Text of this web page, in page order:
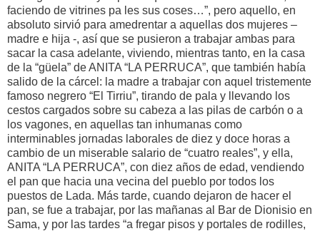
faciendo de vitrines pa les sus coses…”, pero aquello, en
absoluto sirvió para amedrentar a aquellas dos mujeres –
madre e hija -, así que se pusieron a trabajar ambas para
sacar la casa adelante, viviendo, mientras tanto, en la casa
de la “güela” de ANITA “LA PERRUCA”, que también había
salido de la cárcel: la madre a trabajar con aquel tristemente
famoso negrero “El Tirriu”, tirando de pala y llevando los
cestos cargados sobre su cabeza a las pilas de carbón o a
los vagones, en aquellas tan inhumanas como
interminables jornadas laborales de diez y doce horas a
cambio de un miserable salario de “cuatro reales”, y ella,
ANITA “LA PERRUCA”, con diez años de edad, vendiendo
el pan que hacia una vecina del pueblo por todos los
puestos de Lada. Más tarde, cuando dejaron de hacer el
pan, se fue a trabajar, por las mañanas al Bar de Dionisio en
Sama, y por las tardes “a fregar pisos y portales de rodilles,